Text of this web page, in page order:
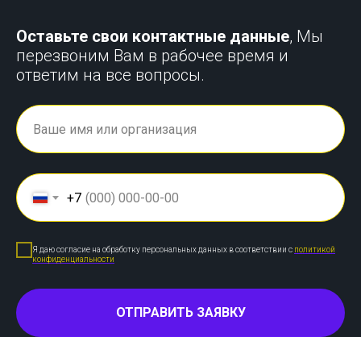
Оставьте свои контактные данные, Мы
перезвоним Вам в рабочее время и
ответим на все вопросы.
+7
Я даю согласие на обработку персональных данных в соответствии с политикой
конфиденциальности
ОТПРАВИТЬ ЗАЯВКУ